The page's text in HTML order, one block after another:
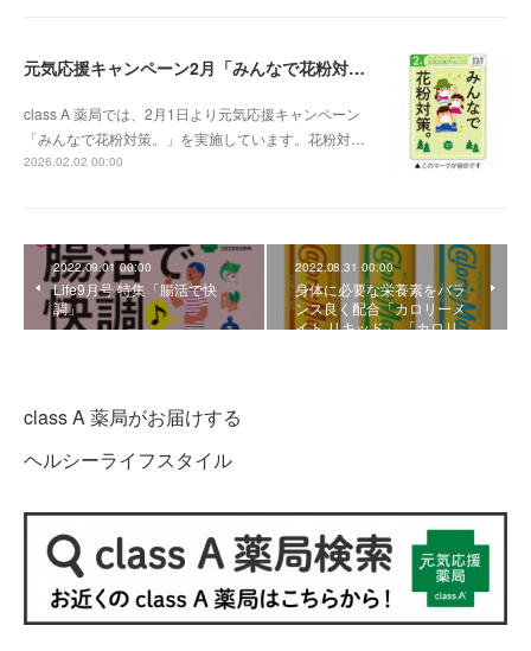
元気応援キャンペーン2月「みんなで花粉対策。」
class A 薬局では、2月1日より元気応援キャンペーン
「みんなで花粉対策。」を実施しています。花粉対…
2026.02.02 00:00
2022.09.01 00:00
Life9月号 特集「腸活で快
調」
2022.08.31 00:00
身体に必要な栄養素をバラ
ンス良く配合「カロリーメ
イト リキッド」 「カロリ…
class A 薬局がお届けする
ヘルシーライフスタイル